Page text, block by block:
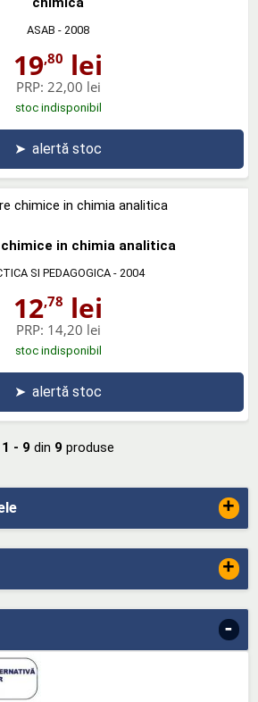
+
+
-
ASAB - 2008
19,80 lei
PRP: 22,00 lei
stoc indisponibil
➤ alertă stoc
in chimia analitica
SI PEDAGOGICA - 2004
12,78 lei
PRP: 14,20 lei
stoc indisponibil
➤ alertă stoc
1 - 9 din 9 produse